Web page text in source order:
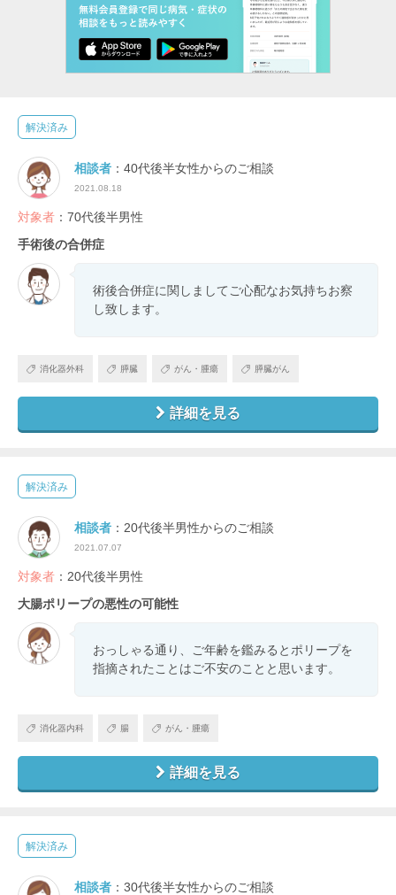
解決済み
相談者 ：40代後半女性からのご相談
2021.08.18
対象者 ：70代後半男性
手術後の合併症
術後合併症に関しましてご心配なお気持ちお察
し致します。
消化器外科 膵臓 がん・腫瘍 膵臓がん
詳細を見る
解決済み
相談者 ：20代後半男性からのご相談
2021.07.07
対象者 ：20代後半男性
大腸ポリープの悪性の可能性
おっしゃる通り、ご年齢を鑑みるとポリープを
指摘されたことはご不安のことと思います。
消化器内科 腸 がん・腫瘍
詳細を見る
解決済み
相談者 ：30代後半女性からのご相談